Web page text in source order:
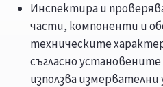
Инспектира и
части, компоненти и
техническите
съгласно
използва